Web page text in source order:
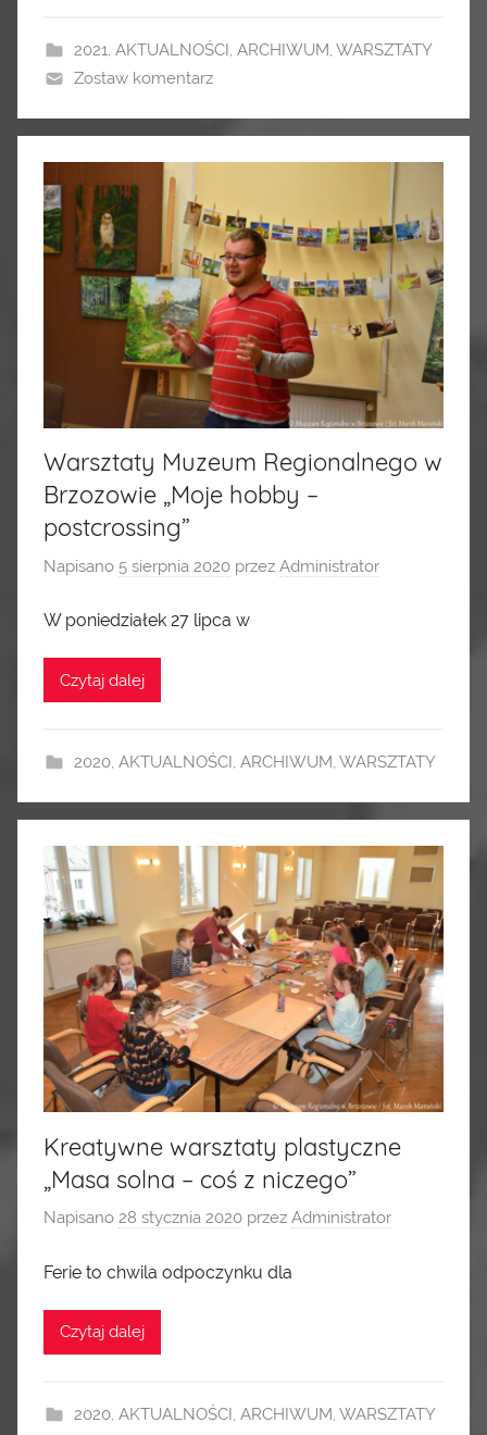
2021, AKTUALNOŚCI, ARCHIWUM, WARSZTATY
Zostaw komentarz
Warsztaty Muzeum Regionalnego w
Brzozowie „Moje hobby –
postcrossing”
Napisano 5 sierpnia 2020 przez Administrator
W poniedziałek 27 lipca w
Czytaj dalej
2020, AKTUALNOŚCI, ARCHIWUM, WARSZTATY
Kreatywne warsztaty plastyczne
„Masa solna – coś z niczego”
Napisano 28 stycznia 2020 przez Administrator
Ferie to chwila odpoczynku dla
Czytaj dalej
2020, AKTUALNOŚCI ARCHIWUM WARSZTATY